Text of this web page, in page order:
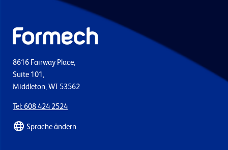
8616 Fairway Place,
Suite 101,
Middleton, WI 53562
Tel: 608 424 2524
Sprache ändern